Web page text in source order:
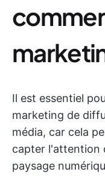
Il est essentiel
marketing de
média, car cela
capter l'attention
paysage